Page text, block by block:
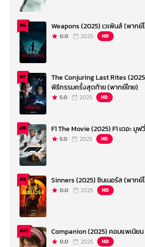
#6 Weapons (2025) เวเพินส์ (พากย์
0.0 2025 HD
#7
The Conjuring Last Rites
พิธีกรรมครั้งสุดท้าย (พากย์ไทย)
5.0 2025 HD
#8 F1 The Movie (2025) F1 เดอะ มู
5.0 2025 HD
#9 Sinners (2025) ซินเนอร์ส (พากย์
0.0 2025 HD
#10 Companion (2025) คอมแพเนีย
0.0 2025 HD